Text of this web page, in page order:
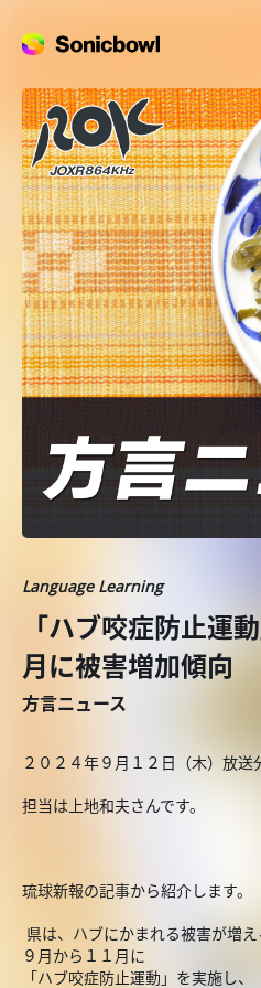
Language Learning
「ハブ咬症防止運
月に被害増加傾向
方言ニュース
２０２４年９月１２日（木）放送
担当は上地和夫さんです。
琉球新報の記事から紹介します。
県は、ハブにかまれる被害が増え
９月から１１月に
「ハブ咬症防止運動」を実施し、